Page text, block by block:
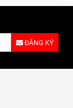
ĐĂNG KÝ